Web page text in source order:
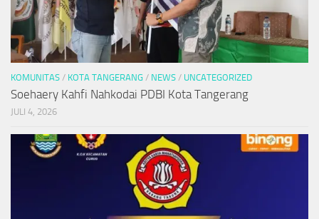
KOMUNITAS / KOTA TANGERANG / NEWS / UNCATEGORIZED
Soehaery Kahfi Nahkodai PDBI Kota Tangerang
JULI 4, 2026